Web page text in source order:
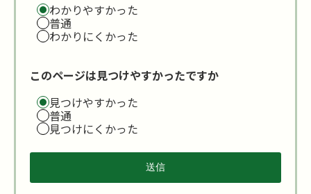
わかりやすかった
普通
わかりにくかった
このページは見つけやすかったですか
見つけやすかった
普通
見つけにくかった